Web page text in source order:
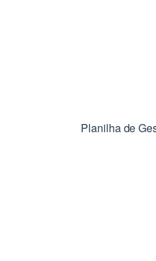
Planilha de